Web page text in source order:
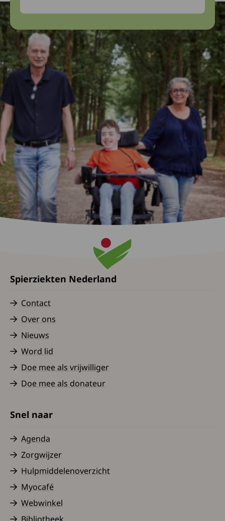
Spierziekten Nederland
Contact
Over ons
Nieuws
Word lid
Doe mee als vrijwilliger
Doe mee als donateur
Snel naar
Agenda
Zorgwijzer
Hulpmiddelenoverzicht
Myocafé
Webwinkel